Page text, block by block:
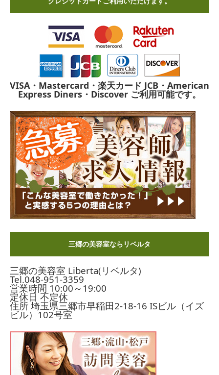
VISA・Mastercard・楽天カード JCB・American
Express Diners・Discover ご利用可能です。
三郷の美容室ならリベルタ
三郷の美容室 Liberta(リベルタ)
Tel.048-951-3359
営業時間 10:00～19:00
定休日 不定休
住所 埼玉県三郷市早稲田2-18-16 ISビル（イズ
ビル）102号室